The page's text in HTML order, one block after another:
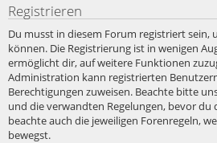
Registrieren
Du musst in diesem Forum registriert sein,
können. Die Registrierung ist in wenigen
ermöglicht dir, auf weitere Funktionen
Administration kann registrierten
Berechtigungen zuweisen. Beachte bitte
und die verwandten Regelungen, bevor du
beachte auch die jeweiligen Forenregeln,
bewegst.